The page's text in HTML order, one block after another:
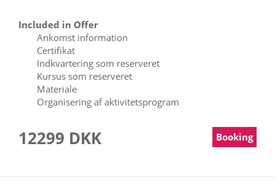
Included in Offer
Ankomst information
Certifikat
Indkvartering som reserveret
Kursus som reserveret
Materiale
Organisering af aktivitetsprogram
12299 DKK Booking